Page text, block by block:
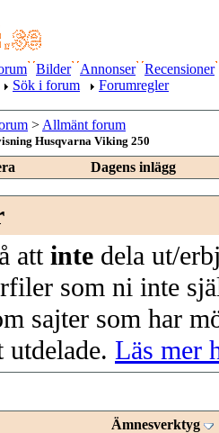
Bilder Annonser Recensioner
Sök i forum Forumregler
> Allmänt forum
Husqvarna Viking 250
Dagens inlägg
att inte dela ut/
som ni inte
sajter som har
Läs mer
Ämnesverktyg